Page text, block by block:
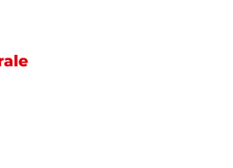
Geld & Versicherungen